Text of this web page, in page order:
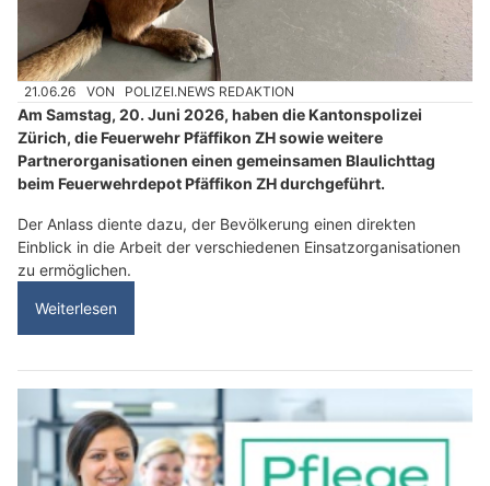
21.06.26 VON POLIZEI.NEWS REDAKTION
Am Samstag, 20. Juni 2026, haben die Kantonspolizei
Zürich, die Feuerwehr Pfäffikon ZH sowie weitere
Partnerorganisationen einen gemeinsamen Blaulichttag
beim Feuerwehrdepot Pfäffikon ZH durchgeführt.
Der Anlass diente dazu, der Bevölkerung einen direkten
Einblick in die Arbeit der verschiedenen Einsatzorganisationen
zu ermöglichen.
Weiterlesen